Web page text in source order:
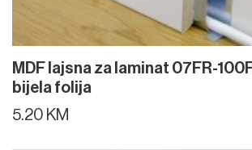
MDF lajsna za laminat 07FR-
bijela folija
5.20 KM